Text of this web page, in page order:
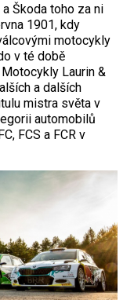
Škoda toho za ni
1901, kdy
motocykly
v té době
Laurin &
a dalších
mistra světa v
automobilů
FCS a FCR v